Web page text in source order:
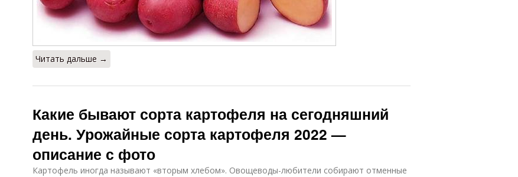
Читать дальше →
Какие бывают сорта картофеля на сегодняшний
день. Урожайные сорта картофеля 2022 —
описание с фото
Картофель иногда называют «вторым хлебом». Овощеводы-любители собирают отменные